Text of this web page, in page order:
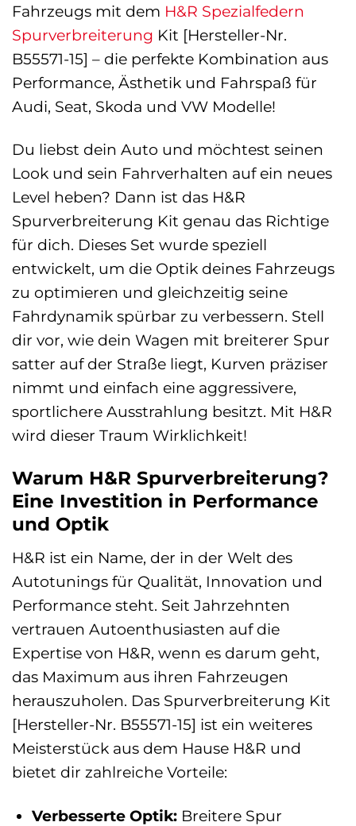
Fahrzeugs mit dem H&R Spezialfedern
Spurverbreiterung Kit [Hersteller-Nr.
B55571-15] – die perfekte Kombination aus
Performance, Ästhetik und Fahrspaß für
Audi, Seat, Skoda und VW Modelle!
Du liebst dein Auto und möchtest seinen
Look und sein Fahrverhalten auf ein neues
Level heben? Dann ist das H&R
Spurverbreiterung Kit genau das Richtige
für dich. Dieses Set wurde speziell
entwickelt, um die Optik deines Fahrzeugs
zu optimieren und gleichzeitig seine
Fahrdynamik spürbar zu verbessern. Stell
dir vor, wie dein Wagen mit breiterer Spur
satter auf der Straße liegt, Kurven präziser
nimmt und einfach eine aggressivere,
sportlichere Ausstrahlung besitzt. Mit H&R
wird dieser Traum Wirklichkeit!
Warum H&R Spurverbreiterung?
Eine Investition in Performance
und Optik
H&R ist ein Name, der in der Welt des
Autotunings für Qualität, Innovation und
Performance steht. Seit Jahrzehnten
vertrauen Autoenthusiasten auf die
Expertise von H&R, wenn es darum geht,
das Maximum aus ihren Fahrzeugen
herauszuholen. Das Spurverbreiterung Kit
[Hersteller-Nr. B55571-15] ist ein weiteres
Meisterstück aus dem Hause H&R und
bietet dir zahlreiche Vorteile:
Verbesserte Optik:Breitere Spur